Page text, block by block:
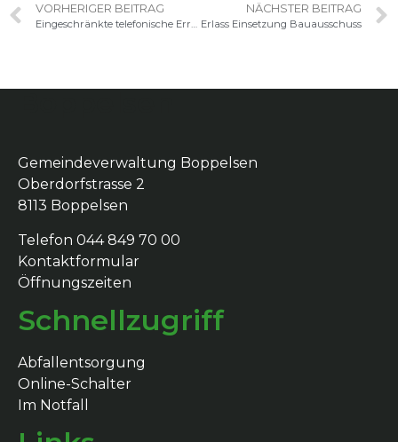
VORHERIGER BEITRAG
Eingeschränkte telefonische Erreichbarkeit am 25.06.2025
NÄCHSTER BEITRAG
Erlass Einsetzung Bauausschuss
Gemeindeverwaltung Boppelsen
Oberdorfstrasse 2
8113 Boppelsen
Telefon 044 849 70 00
Kontaktformular
Öffnungszeiten
Schnellzugriff
Abfallentsorgung
Online-Schalter
Im Notfall